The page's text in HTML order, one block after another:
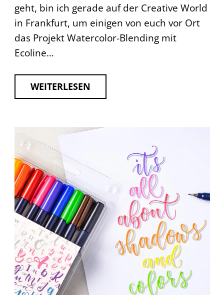
geht, bin ich gerade auf der Creative World
in Frankfurt, um einigen von euch vor Ort
das Projekt Watercolor-Blending mit
Ecoline…
WEITERLESEN